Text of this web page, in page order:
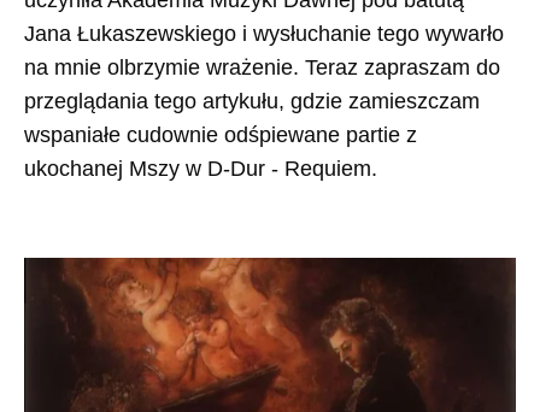
Jana Łukaszewskiego i wysłuchanie tego wywarło
na mnie olbrzymie wrażenie. Teraz zapraszam do
przeglądania tego artykułu, gdzie zamieszczam
wspaniałe cudownie odśpiewane partie z
ukochanej Mszy w D-Dur - Requiem.